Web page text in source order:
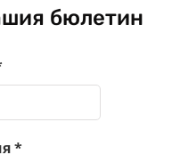
бюлетин
*